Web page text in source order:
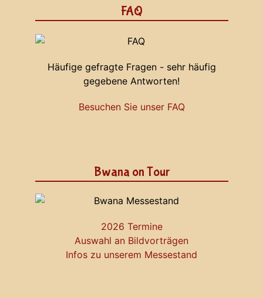
FAQ
Häufige gefragte Fragen - sehr häufig
gegebene Antworten!
Besuchen Sie unser FAQ
Bwana on Tour
2026 Termine
Auswahl an Bildvorträgen
Infos zu unserem Messestand